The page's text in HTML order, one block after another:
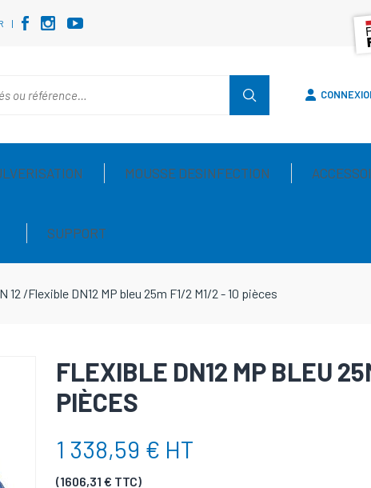
MOUSSE DESINFECTION
SUPPORT
12 /Flexible DN12 MP bleu 25m F1/2 M1/2 - 10 pièces
FLEXIBLE DN12 MP BLEU
PIÈCES
1 338,59 € HT
(1606,31 € TTC)